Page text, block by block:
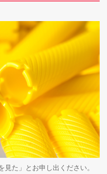
た」とお申し出ください。